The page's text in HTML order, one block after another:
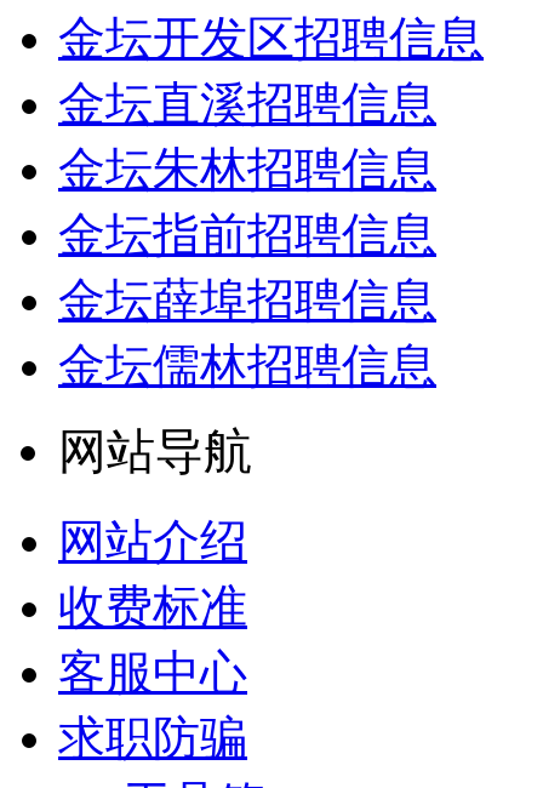
金坛开发区招聘信息
金坛直溪招聘信息
金坛朱林招聘信息
金坛指前招聘信息
金坛薛埠招聘信息
金坛儒林招聘信息
网站导航
网站介绍
收费标准
客服中心
求职防骗